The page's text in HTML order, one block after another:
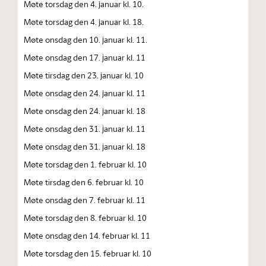
Møte torsdag den 4. januar kl. 10.
Møte torsdag den 4. januar kl. 18.
Møte onsdag den 10. januar kl. 11.
Møte onsdag den 17. januar kl. 11
Møte tirsdag den 23. januar kl. 10
Møte onsdag den 24. januar kl. 11
Møte onsdag den 24. januar kl. 18
Møte onsdag den 31. januar kl. 11
Møte onsdag den 31. januar kl. 18
Møte torsdag den 1. februar kl. 10
Møte tirsdag den 6. februar kl. 10
Møte onsdag den 7. februar kl. 11
Møte torsdag den 8. februar kl. 10
Møte onsdag den 14. februar kl. 11
Møte torsdag den 15. februar kl. 10